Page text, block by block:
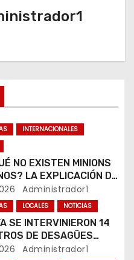
INTERNACIONALES
NO EXISTEN MINIONS
LA EXPLICACIÓN DE
QUE VOLVIÓ A
Administrador1
LOCALES NOTICIAS
SE INTERVINIERON 14
DE DESAGÜES
Administrador1